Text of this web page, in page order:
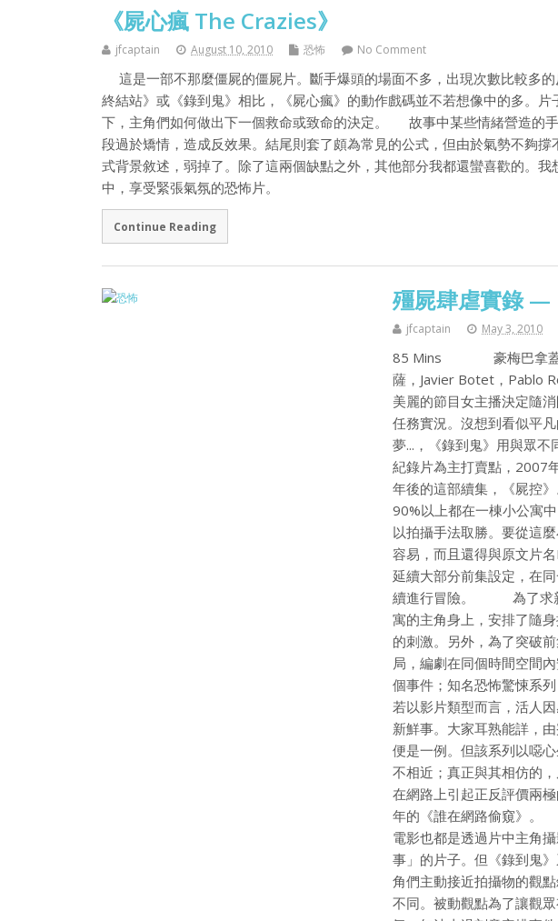
《屍心瘋 The Crazies》
jfcaptain August 10, 2010 恐怖 No Comment
這是一部不那麼僵屍的僵屍片。斷手爆頭的場面不多，出現次數比較多
終結站》或《錄到鬼》相比，《屍心瘋》的動作戲碼並不若想像中的多。
下，主角們如何做出下一個救命或致命的決定。 故事中某些情緒營造的
段過於矯情，造成反效果。結尾則套了頗為常見的公式，但由於氣勢不夠
式背景敘述，弱掉了。除了這兩個缺點之外，其他部分我都還蠻喜歡的。
中，享受緊張氣氛的恐怖片。
Continue Reading
殭屍肆虐實錄 —
jfcaptain May 3, 2010
85 Mins 豪梅巴拿蓋
薩，Javier Botet，
美麗的節目女主播決定隨
任務實況。沒想到看似平
夢...，《錄到鬼》用與眾
紀錄片為主打賣點，2007
年後的這部續集，《屍
90%以上都在一棟小公寓
以拍攝手法取勝。要從這
容易，而且還得與原文片
延續大部分前集設定，在
續進行冒險。 為了求新
寓的主角身上，安排了隨
的刺激。另外，為了突破
局，編劇在同個時間空間
個事件；知名恐怖驚悚
若以影片類型而言，活人
新鮮事。大家耳熟能詳，
便是一例。但該系列以噁
不相近；真正與其相仿的
在網路上引起正反評價兩
年的《誰在網路偷窺》
電影也都是透過片中主角
事」的片子。但《錄到鬼
角們主動接近拍攝物的觀
不同。被動觀點為了讓觀